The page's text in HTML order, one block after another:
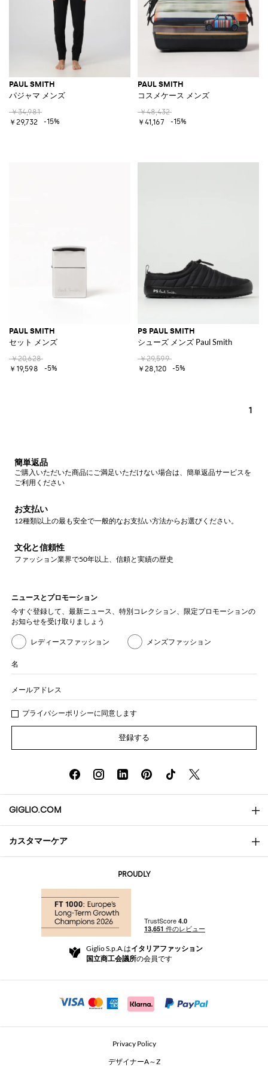
PAUL SMITH
パジャマ メンズ
￥34,981
￥29,732
-15%
PAUL SMITH
コスメケース メンズ
￥48,432
￥41,167
-15%
PAUL SMITH
セット メンズ
￥20,628
￥19,598
-5%
PS PAUL SMITH
シューズ メンズ Paul Smith
￥29,599
￥28,120
-5%
1
簡単返品
ご購入いただいた商品にご満足いただけない場合は、簡単返品サービスを
ご利用ください
お支払い
12種類以上の最も安全で一般的なお支払い方法からお選びください。
文化と信頼性
ファッション業界で50年以上、信頼と実績の歴史
ニュースとプロモーション
今すぐ登録して、最新ニュース、特別コレクション、限定プロモーションの
お知らせを受け取りましょう
レディースファッション メンズファッション
名
メールアドレス
プライバシーポリシーに同意します
登録する
GIGLIO.COM
会社概要
Community Store
Beauty Seekers VIP Club
カスタマーケア
返品と返金
For a safe shopping experience
Security Communication
PROUDLY
Giglio S.p.A.はイタリアファッション
国立商工会議所の会員です
Privacy Policy
デザイナーA～Z